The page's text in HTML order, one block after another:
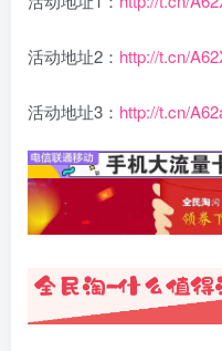
活动地址2： http://t.cn/
活动地址3： http://t.cn/